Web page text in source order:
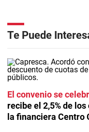
Te Puede
El convenio se
recibe el 2,5% de
la financiera Centro